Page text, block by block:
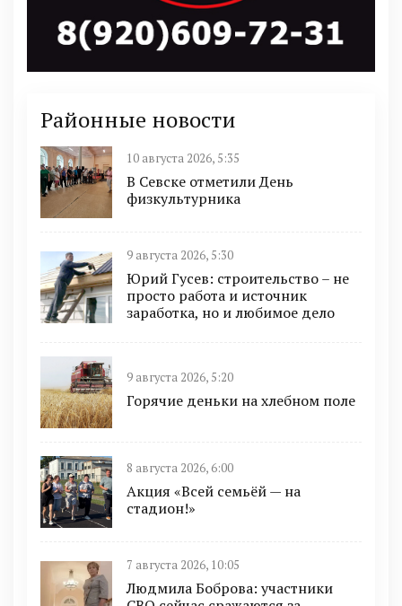
Районные новости
10 августа 2026, 5:35
В Севске отметили День
физкультурника
9 августа 2026, 5:30
Юрий Гусев: строительство – не
просто работа и источник
заработка, но и любимое дело
9 августа 2026, 5:20
Горячие деньки на хлебном поле
8 августа 2026, 6:00
Акция «Всей семьёй — на
стадион!»
7 августа 2026, 10:05
Людмила Боброва: участники